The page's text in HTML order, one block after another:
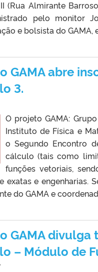
(Rua Almirante
pelo monitor
e bolsista do GAMA,
GAMA abre
3.
O projeto GAMA:
Instituto de Física e
o Segundo Encontro
cálculo (tais como
funções vetoriais,
exatas e engenharias.
do GAMA e
GAMA divulga
– Módulo de